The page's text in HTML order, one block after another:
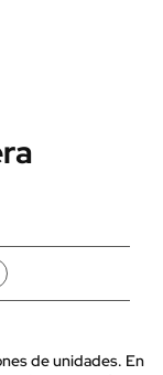
de unidades. En